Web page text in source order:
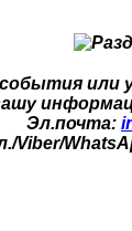
или
Эл.почта:
Viber/